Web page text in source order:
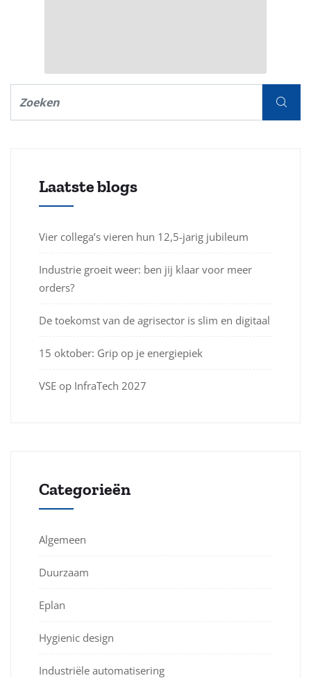
Laatste blogs
Vier collega’s vieren hun 12,5-jarig jubileum
Industrie groeit weer: ben jij klaar voor meer
orders?
De toekomst van de agrisector is slim en digitaal
15 oktober: Grip op je energiepiek
VSE op InfraTech 2027
Categorieën
Algemeen
Duurzaam
Eplan
Hygienic design
Industriële automatisering